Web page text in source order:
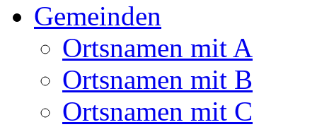
Gemeinden
Ortsnamen mit A
Ortsnamen mit B
Ortsnamen mit C